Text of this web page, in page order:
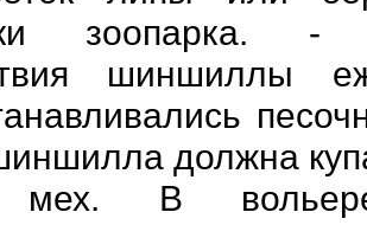
зоопарка. -
шиншиллы
должна
мех. В вольере